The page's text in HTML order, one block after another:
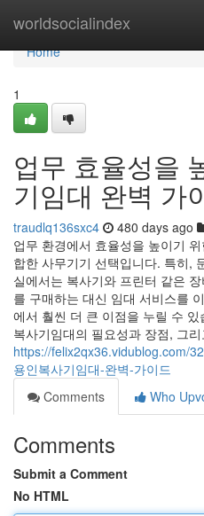
worldsocialindex
Home
Home
1
업무 효율성을
기임대 완벽 가
traudlq136sxc4 480 days ago
업무 환경에서 효율성을 높이기
합한 사무기기 선택입니다. 특히,
실에서는 복사기와 프린터 같은
를 구매하는 대신 임대 서비스를
에서 훨씬 더 큰 이점을 누릴 수
복사기임대의 필요성과 장점, 그리
https://felix2qx36.vidublog.com/
용인복사기임대-완벽-가이드
Comments
Who
Comments
Submit a Comment
No HTML